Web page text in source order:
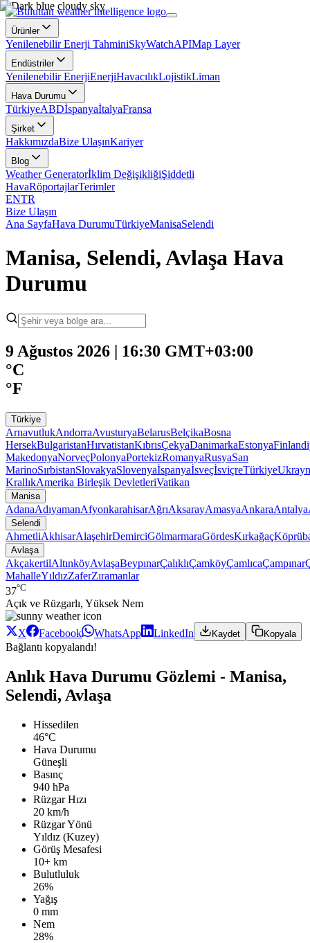
Ürünler
Yenilenebilir Enerji TahminiSkyWatchAPIMap Layer
Endüstriler
Yenilenebilir EnerjiEnerjiHavacılıkLojistikLiman
Hava Durumu
TürkiyeABDİspanyaİtalyaFransa
Şirket
HakkımızdaBize UlaşınKariyer
Blog
Weather Generatorİklim DeğişikliğiŞiddetli
HavaRöportajlarTerimler
ENTR
Bize Ulaşın
Ana SayfaHava DurumuTürkiyeManisaSelendi
Manisa, Selendi, Avlaşa Hava
Durumu
9 Ağustos 2026 | 16:30 GMT+03:00
°C
°F
Türkiye
ArnavutlukAndorraAvusturyaBelarusBelçikaBosna
HersekBulgaristanHırvatistanKıbrısÇekyaDanimarkaEstonya
MakedonyaNorveçPolonyaPortekizRomanyaRusyaSan
MarinoSırbistanSlovakyaSlovenyaİspanyaİsveçİsviçreTürkiye
KrallıkAmerika Birleşik DevletleriVatikan
Manisa
AdanaAdıyamanAfyonkarahisarAğrıAksarayAmasyaAnkaraAntalya
Selendi
AhmetliAkhisarAlaşehirDemirciGölmarmaraGördesKırkağaç
Avlaşa
AkçakertilAltınköyAvlaşaBeypınarÇalıklıÇamköyÇamlıcaÇampınar
MahalleYıldızZaferZıramanlar
37°C
Açık ve Rüzgarlı, Yüksek Nem
X Facebook WhatsApp LinkedIn Kaydet Kopyala
Bağlantı kopyalandı!
Anlık Hava Durumu Gözlemi - Manisa,
Selendi, Avlaşa
Hissedilen
46°C
Hava Durumu
Güneşli
Basınç
940 hPa
Rüzgar Hızı
20 km/h
Rüzgar Yönü
Yıldız (Kuzey)
Görüş Mesafesi
10+ km
Bulutluluk
26%
Yağış
0 mm
Nem
28%